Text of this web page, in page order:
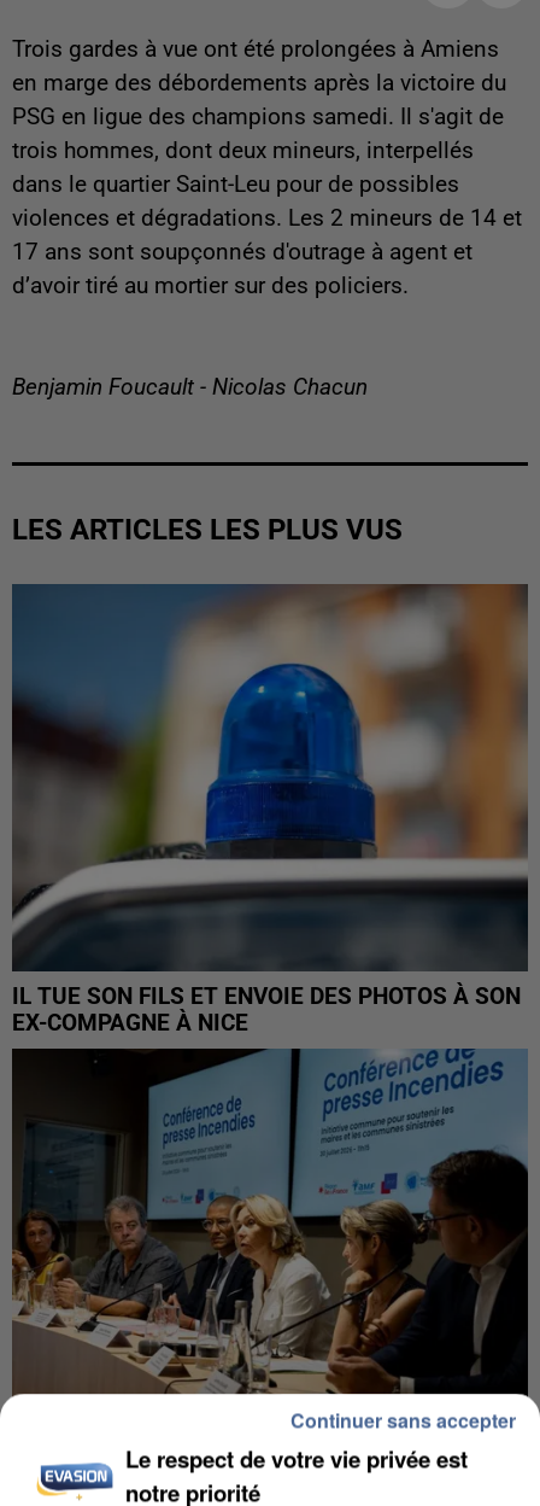
Trois gardes à vue ont été prolongées à Amiens
en marge des débordements après la victoire du
PSG en ligue des champions samedi. Il s'agit de
trois hommes, dont deux mineurs, interpellés
dans le quartier Saint-Leu pour de possibles
violences et dégradations. Les 2 mineurs de 14 et
17 ans sont soupçonnés d'outrage à agent et
d’avoir tiré au mortier sur des policiers.
Benjamin Foucault - Nicolas Chacun
LES ARTICLES LES PLUS VUS
IL TUE SON FILS ET ENVOIE DES PHOTOS À SON
EX-COMPAGNE À NICE
INCENDIES : L’ÎLE-DE-FRANCE LANCE UN ÉLAN
DE SOLIDARITÉ AVEC LES...
Le respect de votre vie privée est
notre priorité
Continuer sans accepter